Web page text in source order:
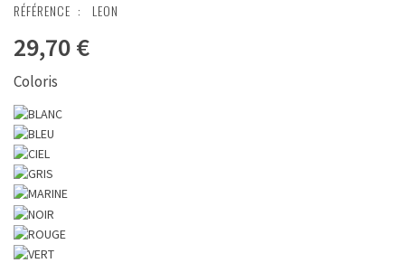
RÉFÉRENCE : LEON
29,70 €
Coloris